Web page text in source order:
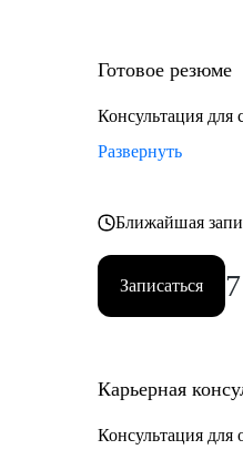
Готовое резюме
Консультация для
Развернуть
Ближайшая
Записаться
Карьерная
Консультация для